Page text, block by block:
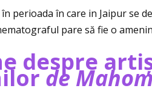
perioada în care in Jaipur se
pare să fie o
despre
de